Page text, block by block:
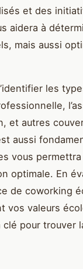
et des
aidera à
mais aussi
les
et autres
aussi
vous
optimale. En
de coworking
vos valeurs
pour trouver